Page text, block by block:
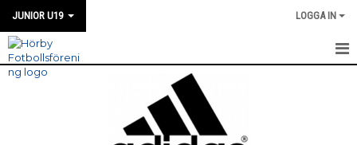
JUNIOR U19 LOGGA IN
HEM